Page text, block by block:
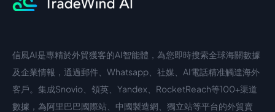
中文入口
信風AI是專精於外貿獲客的AI智能體，為您即時搜索全球海關數據
及企業情報，通過郵件、Whatsapp、社媒、AI電話精准觸達海外
客戶。集成Snovio、領英、Yandex、RocketReach等100+渠道
數據，為阿里巴巴國際站、中國製造網、獨立站等平台的外貿賣